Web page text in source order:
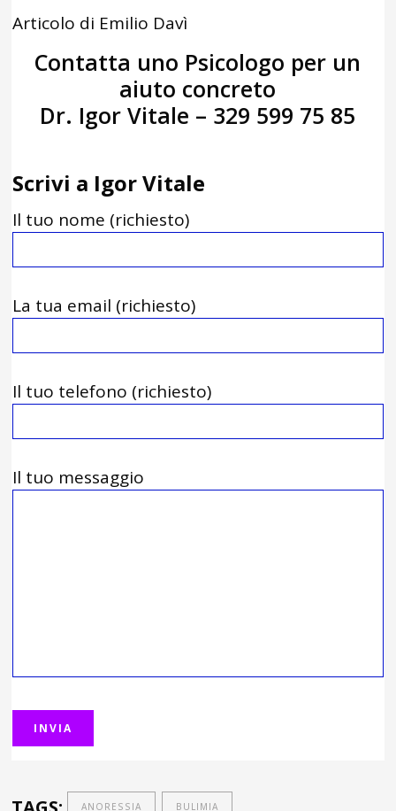
Articolo di Emilio Davì
Contatta uno Psicologo per un
aiuto concreto
Dr. Igor Vitale – 329 599 75 85
Scrivi a Igor Vitale
Il tuo nome (richiesto)
La tua email (richiesto)
Il tuo telefono (richiesto)
Il tuo messaggio
ANORESSIA BULIMIA